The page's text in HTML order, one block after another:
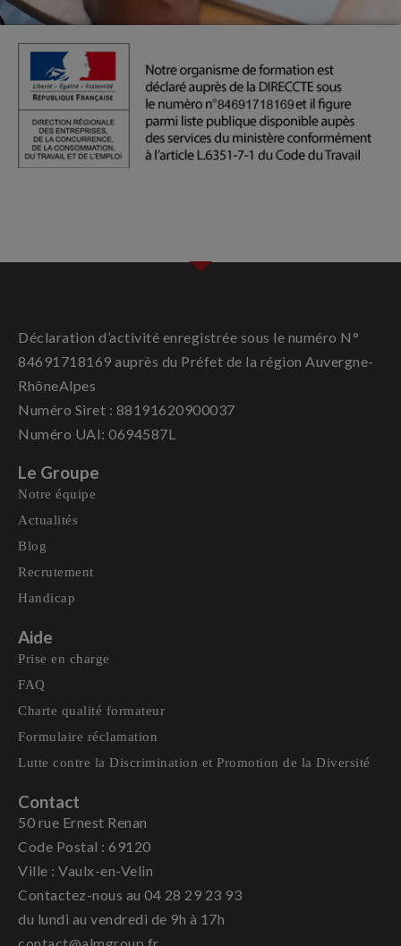
Déclaration d’activité enregistrée sous le numéro N°
84691718169 auprès du Préfet de la région Auvergne-
RhôneAlpes
Numéro Siret : 88191620900037
Numéro UAI: 0694587L
Le Groupe
Notre équipe
Actualités
Blog
Recrutement
Handicap
Aide
Prise en charge
FAQ
Charte qualité formateur
Formulaire réclamation
Lutte contre la Discrimination et Promotion de la Diversité
Contact
50 rue Ernest Renan
Code Postal : 69120
Ville : Vaulx-en-Velin
Contactez-nous au 04 28 29 23 93
du lundi au vendredi de 9h à 17h